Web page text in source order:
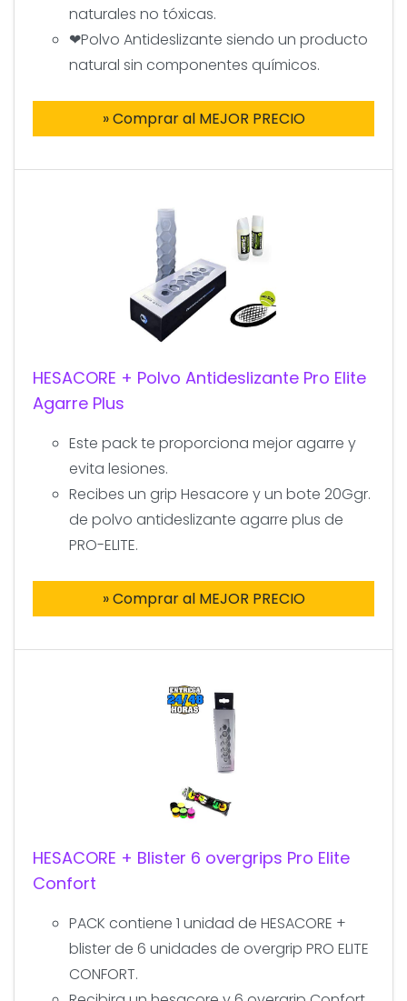
naturales no tóxicas.
❤Polvo Antideslizante siendo un producto
natural sin componentes químicos.
» Comprar al MEJOR PRECIO
HESACORE + Polvo Antideslizante Pro Elite
Agarre Plus
Este pack te proporciona mejor agarre y
evita lesiones.
Recibes un grip Hesacore y un bote 20Ggr.
de polvo antideslizante agarre plus de
PRO-ELITE.
» Comprar al MEJOR PRECIO
HESACORE + Blister 6 overgrips Pro Elite
Confort
PACK contiene 1 unidad de HESACORE +
blister de 6 unidades de overgrip PRO ELITE
CONFORT.